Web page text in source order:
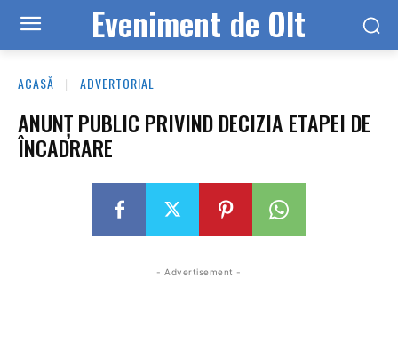
Eveniment de Olt
ACASĂ ADVERTORIAL
ANUNŢ PUBLIC PRIVIND DECIZIA ETAPEI DE
ÎNCADRARE
- Advertisement -